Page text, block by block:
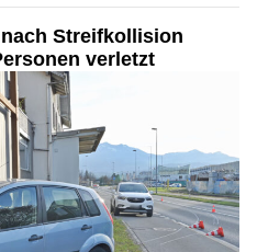
Streifkollision
verletzt